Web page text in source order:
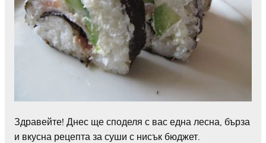
Здравейте! Днес ще споделя с вас една лесна, бърза
и вкусна рецепта за суши с нисък бюджет.